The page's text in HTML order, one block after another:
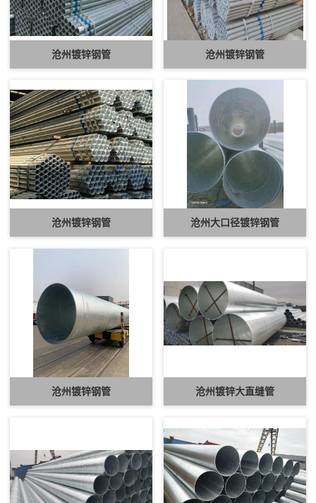
沧州镀锌钢管 沧州镀锌钢管
沧州镀锌钢管 沧州大口径镀锌钢管
沧州镀锌钢管 沧州镀锌大直缝管